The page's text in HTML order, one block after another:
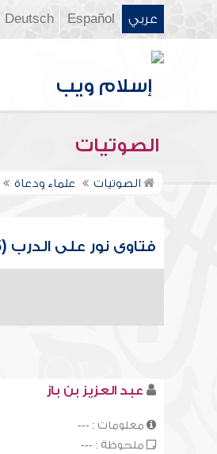
عربي Español
Deutsch
الصوتيات
الصوتيات علماء ودعاة
فتاوى نور على الدرب (265)
عبد العزيز بن باز
معلومات : ---
ملحوظة : ---